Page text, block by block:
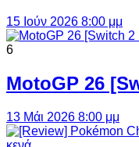
15 Ιούν 2026 8:00 μμ
6
MotoGP 26
13 Μάι 2026 8:00 μμ